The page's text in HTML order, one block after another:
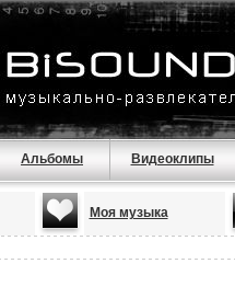
Альбомы Видеоклипы
Моя музыка